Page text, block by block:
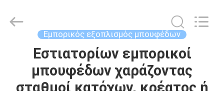
ΣΠΊΤΙ
ΠΡΟΪΌΝΤΑ
equipments
limited.
Εμπορικός εξοπλισμός μπουφέδων
Εστιατορίων εμπορικοί
μπουφέδων χαράζοντας
σταθμοί κατόχων, κρέατος ή